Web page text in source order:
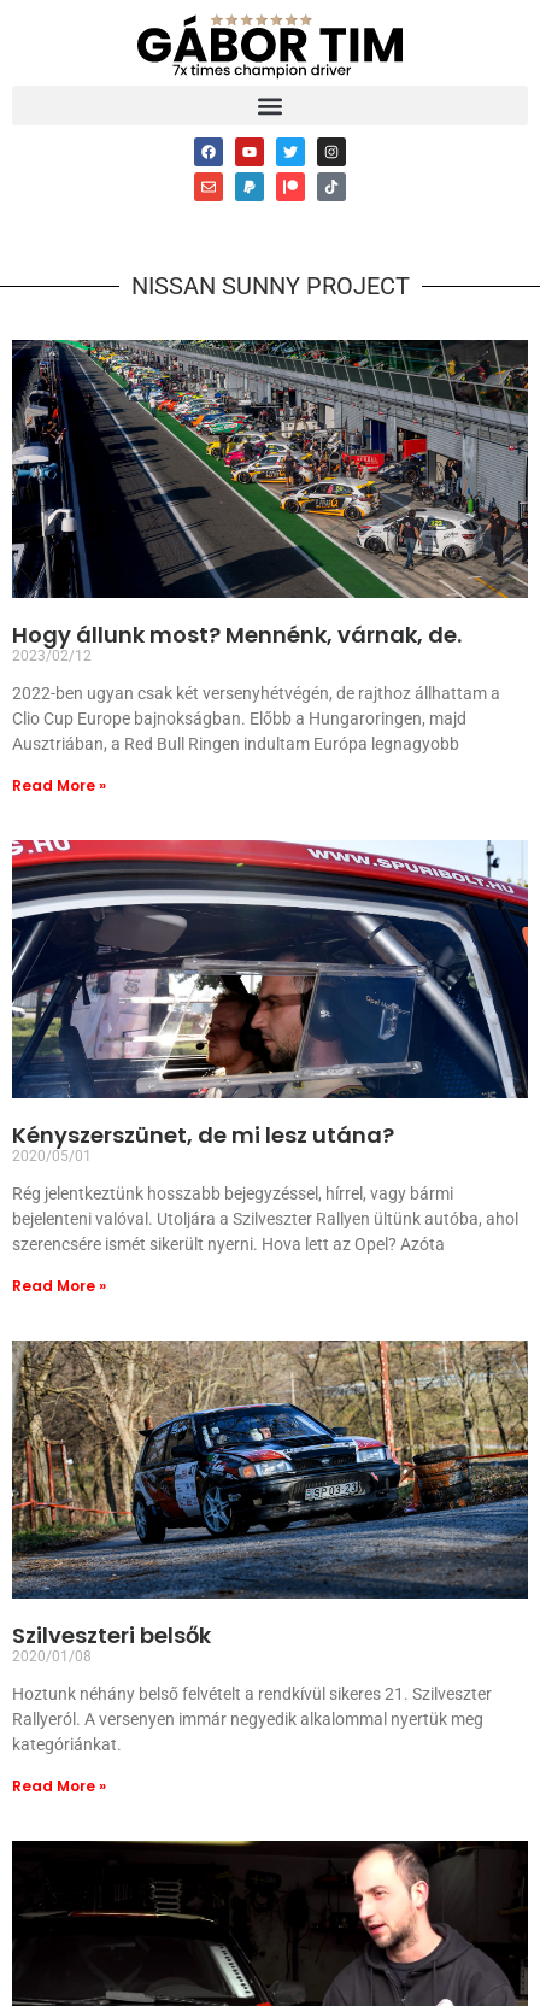
NISSAN SUNNY PROJECT
Hogy állunk most? Mennénk, várnak, de.
2023/02/12
2022-ben ugyan csak két versenyhétvégén, de rajthoz állhattam a
Clio Cup Europe bajnokságban. Előbb a Hungaroringen, majd
Ausztriában, a Red Bull Ringen indultam Európa legnagyobb
Read More »
Kényszerszünet, de mi lesz utána?
2020/05/01
Rég jelentkeztünk hosszabb bejegyzéssel, hírrel, vagy bármi
bejelenteni valóval. Utoljára a Szilveszter Rallyen ültünk autóba, ahol
szerencsére ismét sikerült nyerni. Hova lett az Opel? Azóta
Read More »
Szilveszteri belsők
2020/01/08
Hoztunk néhány belső felvételt a rendkívül sikeres 21. Szilveszter
Rallyeról. A versenyen immár negyedik alkalommal nyertük meg
kategóriánkat.
Read More »